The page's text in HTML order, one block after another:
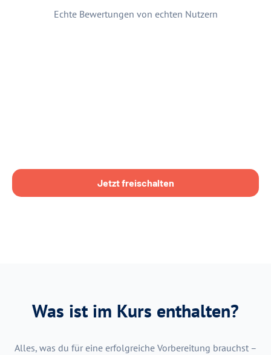
Echte Bewertungen von echten Nutzern
Jetzt freischalten
Was ist im Kurs enthalten?
Alles, was du für eine erfolgreiche Vorbereitung brauchst –